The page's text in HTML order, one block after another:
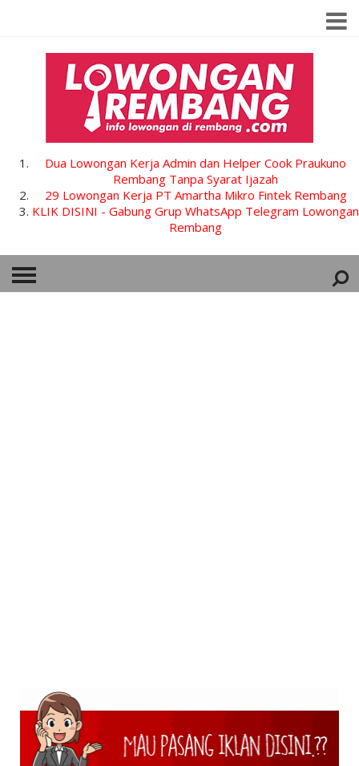
Dua Lowongan Kerja Admin dan Helper Cook Praukuno
Rembang Tanpa Syarat Ijazah
29 Lowongan Kerja PT Amartha Mikro Fintek Rembang
KLIK DISINI - Gabung Grup WhatsApp Telegram Lowongan
Rembang